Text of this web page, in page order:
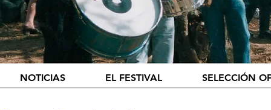
NOTICIAS EL FESTIVAL SELECCIÓN